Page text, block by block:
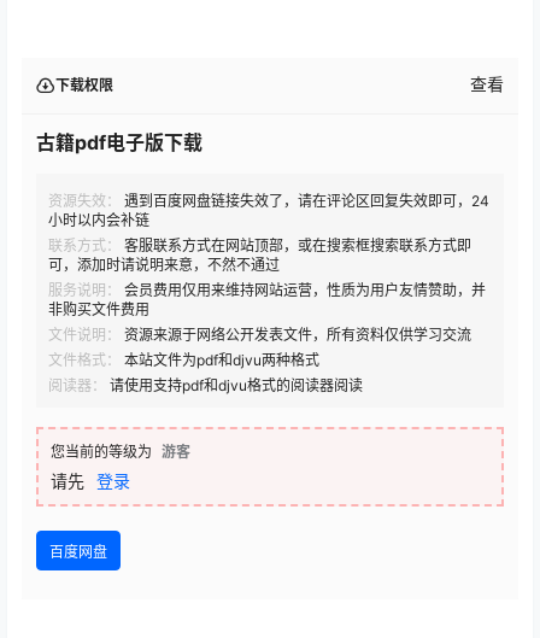
下载权限 查看
古籍pdf电子版下载
资源失效：
遇到百度网盘链接失效了，请在评论区回复失效即可，24
小时以内会补链
联系方式：
客服联系方式在网站顶部，或在搜索框搜索联系方式即
可，添加时请说明来意，不然不通过
服务说明：
会员费用仅用来维持网站运营，性质为用户友情赞助，并
非购买文件费用
文件说明：
资源来源于网络公开发表文件，所有资料仅供学习交流
文件格式：
本站文件为pdf和djvu两种格式
阅读器：
请使用支持pdf和djvu格式的阅读器阅读
您当前的等级为 游客
请先 登录
百度网盘